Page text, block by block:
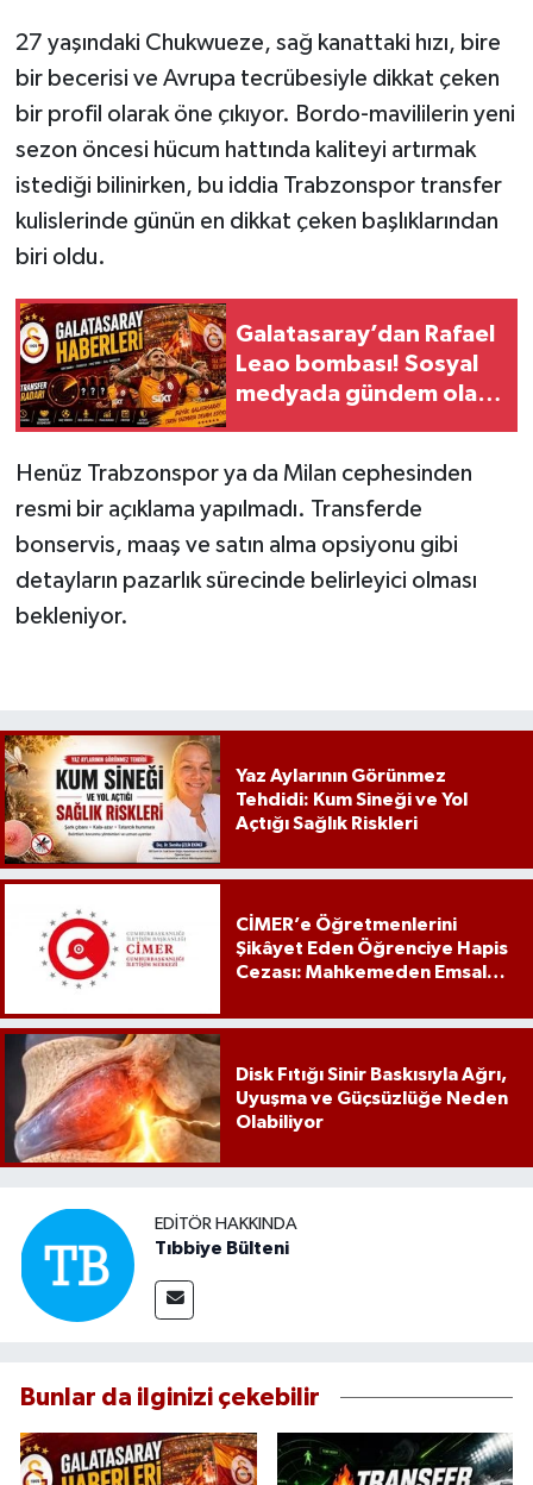
27 yaşındaki Chukwueze, sağ kanattaki hızı, bire
bir becerisi ve Avrupa tecrübesiyle dikkat çeken
bir profil olarak öne çıkıyor. Bordo-mavililerin yeni
sezon öncesi hücum hattında kaliteyi artırmak
istediği bilinirken, bu iddia Trabzonspor transfer
kulislerinde günün en dikkat çeken başlıklarından
biri oldu.
Galatasaray’dan Rafael
Leao bombası! Sosyal
medyada gündem olan
Henüz Trabzonspor ya da Milan cephesinden
resmi bir açıklama yapılmadı. Transferde
bonservis, maaş ve satın alma opsiyonu gibi
detayların pazarlık sürecinde belirleyici olması
bekleniyor.
Yaz Aylarının Görünmez
Tehdidi: Kum Sineği ve Yol
Açtığı Sağlık Riskleri
CİMER’e Öğretmenlerini
Şikâyet Eden Öğrenciye Hapis
Cezası: Mahkemeden Emsal
Disk Fıtığı Sinir Baskısıyla Ağrı,
Uyuşma ve Güçsüzlüğe Neden
Olabiliyor
EDITÖR HAKKINDA
Tıbbiye Bülteni
Bunlar da ilginizi çekebilir